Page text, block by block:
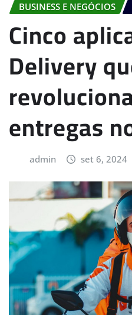
BUSINESS E NEGÓCIOS
Cinco
Delivery
entregas
admin set 6, 2024